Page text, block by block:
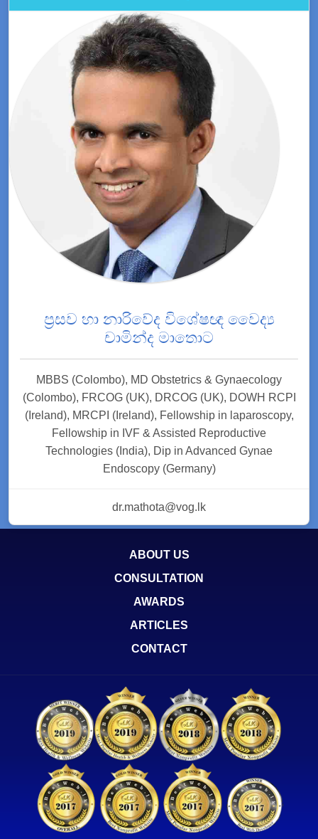
ප්‍රසව හා නාරිවේද විශේෂඥ වෛද්‍ය
චාමින්ද මාතොට
MBBS (Colombo), MD Obstetrics & Gynaecology
(Colombo), FRCOG (UK), DRCOG (UK), DOWH RCPI
(Ireland), MRCPI (Ireland), Fellowship in laparoscopy,
Fellowship in IVF & Assisted Reproductive
Technologies (India), Dip in Advanced Gynae
Endoscopy (Germany)
dr.mathota@vog.lk
ABOUT US
CONSULTATION
AWARDS
ARTICLES
CONTACT